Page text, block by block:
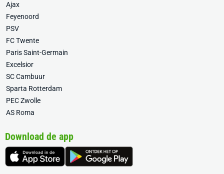
Ajax
Feyenoord
PSV
FC Twente
Paris Saint-Germain
Excelsior
SC Cambuur
Sparta Rotterdam
PEC Zwolle
AS Roma
Download de app